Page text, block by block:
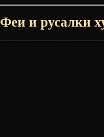
Феи и русалки